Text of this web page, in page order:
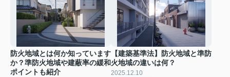
防火地域とは何か知っています
か？準防火地域や建蔽率の緩和
ポイントも紹介
【建築基準法】防火地域と準防
火地域の違いは何？
2025.12.10